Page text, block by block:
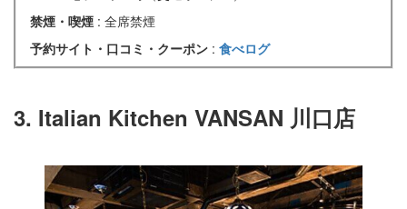
禁煙・喫煙 : 全席禁煙
予約サイト・口コミ・クーポン : 食べログ
3. Italian Kitchen VANSAN 川口店